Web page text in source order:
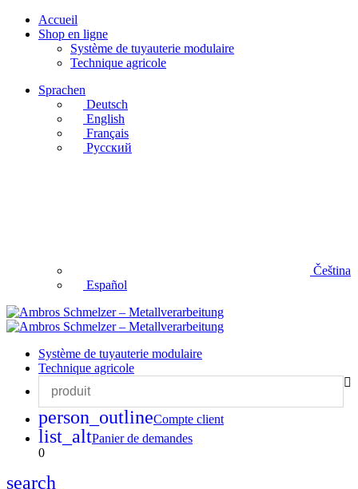
Accueil
Shop en ligne
Système de tuyauterie modulaire
Technique agricole
Sprachen
Deutsch
English
Français
Русский
Čeština
Español
Système de tuyauterie modulaire
Technique agricole
person_outlineCompte client
list_altPanier de demandes
0
search